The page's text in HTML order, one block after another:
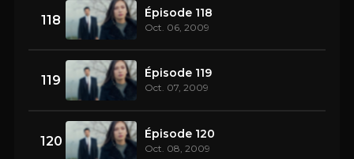
118 Épisode 118
Oct. 06, 2009
119 Épisode 119
Oct. 07, 2009
120 Épisode 120
Oct. 08, 2009